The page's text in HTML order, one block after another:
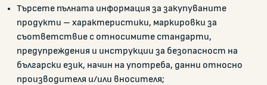
Търсете пълната информация за закупуваните
продукти – характеристики, маркировки за
съответствие с относимите стандарти,
предупреждения и инструкции за безопасност на
български език, начин на употреба, данни относно
производителя и/или вносителя;